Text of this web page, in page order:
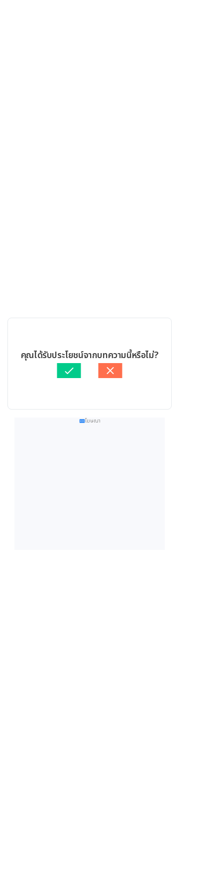
คุณได้รับประโยชน์จากบทความนี้หรือไม่?
โฆษณา